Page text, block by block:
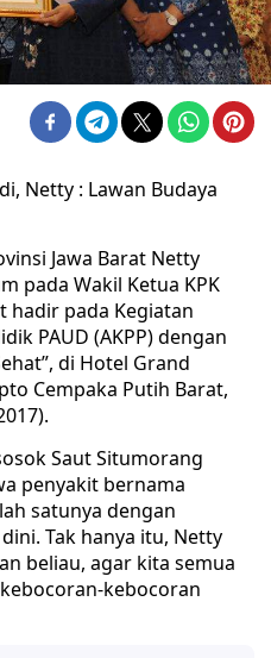
Netty : Lawan Budaya
Jawa Barat Netty
pada Wakil Ketua KPK
hadir pada Kegiatan
PAUD (AKPP) dengan
di Hotel Grand
Cempaka Putih Barat,
Saut Situmorang
penyakit bernama
satunya dengan
Tak hanya itu, Netty
beliau, agar kita semua
kebocoran